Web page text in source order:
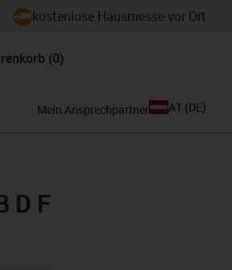
kostenlose Hausmesse vor Ort
(0)
Mein Ansprechpartner AT (DE)
D F